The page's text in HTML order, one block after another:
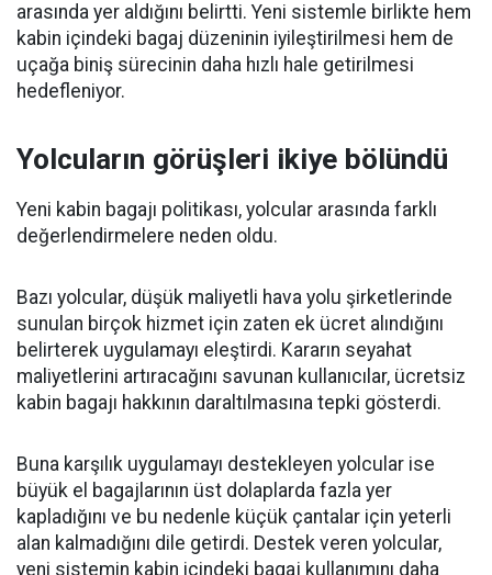
arasında yer aldığını belirtti. Yeni sistemle birlikte hem
kabin içindeki bagaj düzeninin iyileştirilmesi hem de
uçağa biniş sürecinin daha hızlı hale getirilmesi
hedefleniyor.
Yolcuların görüşleri ikiye bölündü
Yeni kabin bagajı politikası, yolcular arasında farklı
değerlendirmelere neden oldu.
Bazı yolcular, düşük maliyetli hava yolu şirketlerinde
sunulan birçok hizmet için zaten ek ücret alındığını
belirterek uygulamayı eleştirdi. Kararın seyahat
maliyetlerini artıracağını savunan kullanıcılar, ücretsiz
kabin bagajı hakkının daraltılmasına tepki gösterdi.
Buna karşılık uygulamayı destekleyen yolcular ise
büyük el bagajlarının üst dolaplarda fazla yer
kapladığını ve bu nedenle küçük çantalar için yeterli
alan kalmadığını dile getirdi. Destek veren yolcular,
yeni sistemin kabin içindeki bagaj kullanımını daha